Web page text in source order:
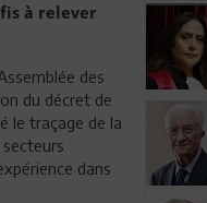
à relever
des
du décret de
le traçage de la
dans